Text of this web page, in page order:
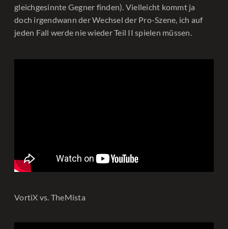
gleichgesinnte Gegner finden). Vielleicht kommt ja
doch irgendwann der Wechsel der Pro-Szene, ich auf
jeden Fall werde nie wieder Teil II spielen müssen.
VortiX vs. TheMista